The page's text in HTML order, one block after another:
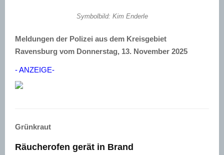
Symbolbild: Kim Enderle
Meldungen der Polizei aus dem Kreisgebiet
Ravensburg vom Donnerstag, 13. November 2025
- ANZEIGE-
Grünkraut
Räucherofen gerät in Brand